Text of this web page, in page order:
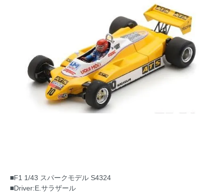
■F1 1/43 スパークモデル S4324
■Driver:E.サラザール